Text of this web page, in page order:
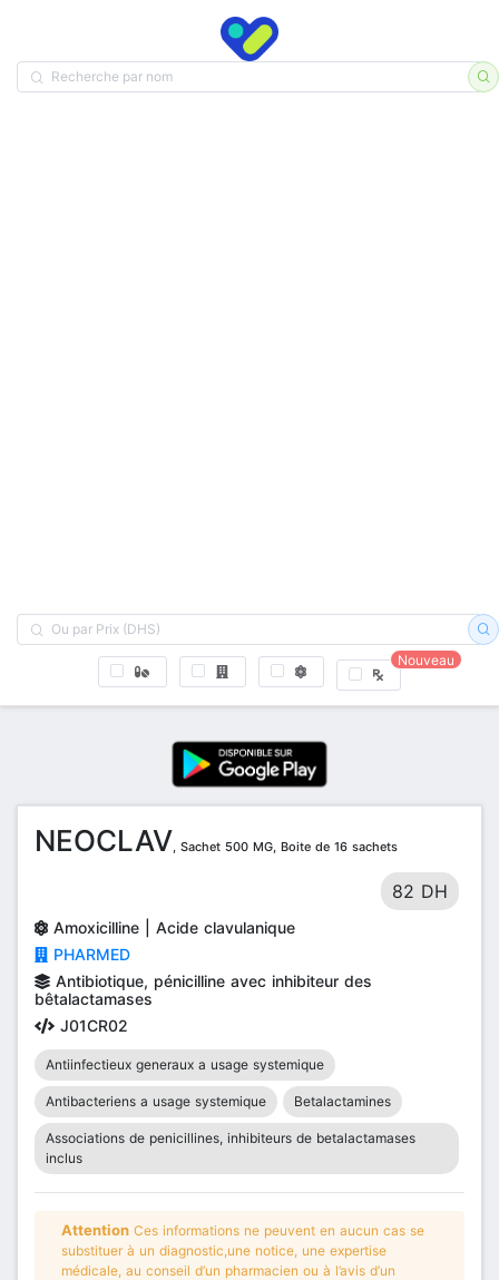
Nouveau
NEOCLAV, Sachet 500 MG, Boite de 16 sachets
82 DH
Amoxicilline | Acide clavulanique
PHARMED
Antibiotique, pénicilline avec inhibiteur des
bêtalactamases
J01CR02
Antiinfectieux generaux a usage systemique
Antibacteriens a usage systemique Betalactamines
Associations de penicillines, inhibiteurs de betalactamases
inclus
Attention Ces informations ne peuvent en aucun cas se
substituer à un diagnostic,une notice, une expertise
médicale, au conseil d’un pharmacien ou à l’avis d’un